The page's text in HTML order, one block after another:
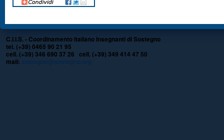
C.I.I.S. - Coordinamento Italiano Insegnanti di Sostegno
tel. (+39) 0465 90 21 95
cell. (+39) 346 690 37 26 cell. (+39) 349 414 47 50
mail: